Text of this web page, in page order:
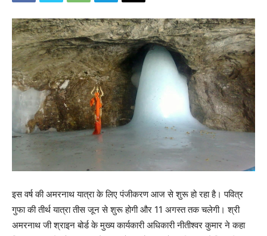
इस वर्ष की अमरनाथ यात्रा के लिए पंजीकरण आज से शुरू हो रहा है। पवित्र
गुफा की तीर्थ यात्रा तीस जून से शुरू होगी और 11 अगस्‍त तक चलेगी। श्री
अमरनाथ जी श्राइन बोर्ड के मुख्‍य कार्यकारी अधिकारी नीतीश्‍वर कुमार ने कहा